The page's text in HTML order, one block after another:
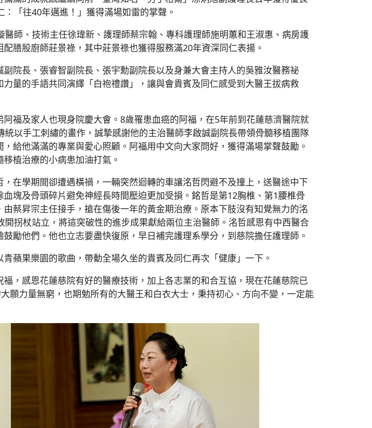
「往40年邁進！」獲得滿場如雷的掌聲。
師、技術主任徐瑋新、護理師蔡宗翰、專科護理師施明蕙和王淑惠、病房護
膳股廚師莊景祿，其中莊景祿也獲得服務滿20年資深同仁表揚。
院長、張睿智副院長、張宇勳副院長以及身兼大會主持人的吳雅汝醫務祕
量的手語共同演繹「白袍禮讚」，讓與會貴賓及同仁感受到大醫王拔病救
福及家人也現身院慶大會。8歲罹患血癌的阿福，在5年前到花蓮慈濟醫院就
以手工刺繡的畫作，誠摯感謝他的主治醫師李啟誠副院長帶領骨髓移植團隊
給他滿滿的專業與愛心照顧。阿福用中文向大家問好，獲得滿場掌聲鼓勵。
植治療的小病患加油打氣。
在學期間卻遭遇橫禍，一輛突然迴轉的車讓洺哲閃避不及撞上，送醫途中下
塊及骨頭碎片避免神經長時間壓迫更加受損。銘哲是第12胸椎、第1腰椎骨
蔡昇宗主任接手，搶在傷後一年的黃金期治療。原本下肢沒有知覺無力的洺
拐杖站立，將這突破性的進步成果獻給兩位主治醫師。洺哲感恩有中西醫合
勵他們。他也立志要盡快復原，早日補完護理系學分，到慈院擔任護理師。
蘋果樂園的歌曲，帶動全場久坐的貴賓及同仁再次「健康」一下。
，感恩花蓮慈院有好的醫療技術，加上各志業的和合互協，現在花蓮慈院已
願力量無窮，也期勉所有的大醫王和白衣大士，秉持初心、方向不變，一定能